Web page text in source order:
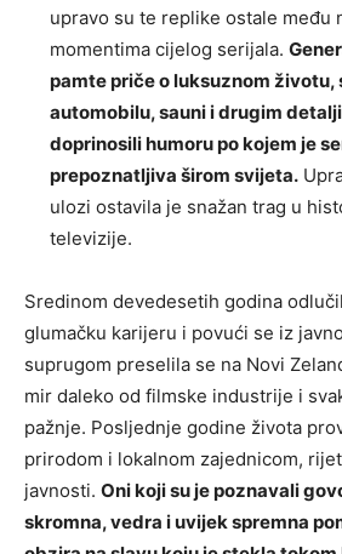
upravo su te replike ostale među
momentima cijelog serijala.
pamte priče o luksuznom životu,
automobilu, sauni i drugim
doprinosili humoru po kojem je
prepoznatljiva širom svijeta.
ulozi ostavila je snažan trag u
televizije.
Sredinom devedesetih godina
glumačku karijeru i povući se iz
suprugom preselila se na Novi
mir daleko od filmske industrije i
pažnje. Posljednje godine života
prirodom i lokalnom zajednicom,
javnosti. Oni koji su je poznavali
skromna, vedra i uvijek spremna